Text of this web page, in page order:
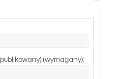
(wymagany):